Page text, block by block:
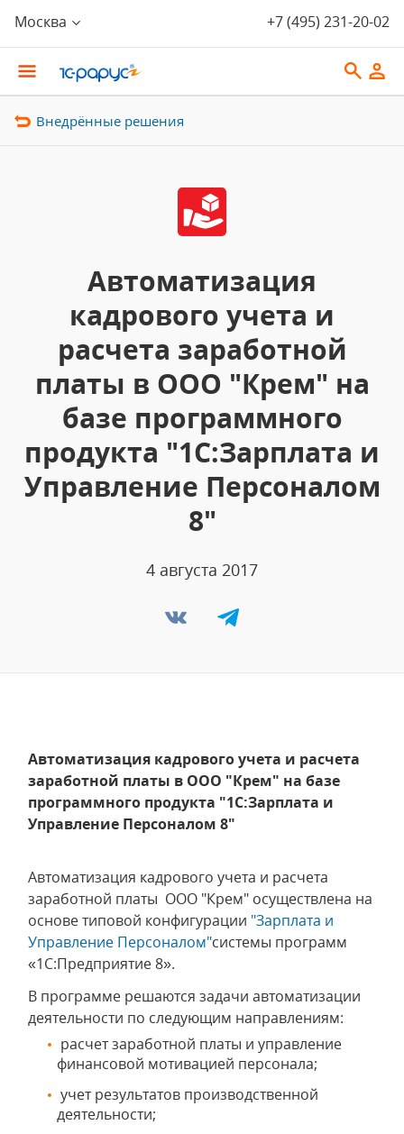
Москва +7 (495) 231-20-02
Внедрённые решения
Автоматизация
кадрового учета и
расчета заработной
платы в ООО "Крем" на
базе программного
продукта "1С:Зарплата и
Управление Персоналом
8"
4 августа 2017
Автоматизация кадрового учета и расчета
заработной платы в ООО "Крем" на базе
программного продукта "1С:Зарплата и
Управление Персоналом 8"
Автоматизация кадрового учета и расчета
заработной платы ООО "Крем" осуществлена на
основе типовой конфигурации "Зарплата и
Управление Персоналом"системы программ
«1С:Предприятие 8».
В программе решаются задачи автоматизации
деятельности по следующим направлениям:
расчет заработной платы и управление
финансовой мотивацией персонала;
учет результатов производственной
деятельности;